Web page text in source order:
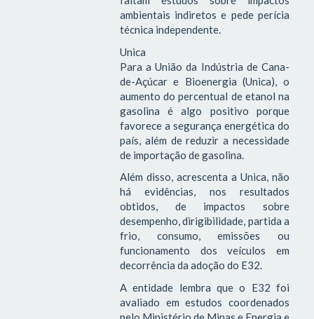
ambientais indiretos e pede perícia
técnica independente.
Unica
Para a União da Indústria de Cana-
de-Açúcar e Bioenergia (Unica), o
aumento do percentual de etanol na
gasolina é algo positivo porque
favorece a segurança energética do
país, além de reduzir a necessidade
de importação de gasolina.
Além disso, acrescenta a Unica, não
há evidências, nos resultados
obtidos, de impactos sobre
desempenho, dirigibilidade, partida a
frio, consumo, emissões ou
funcionamento dos veículos em
decorrência da adoção do E32.
A entidade lembra que o E32 foi
avaliado em estudos coordenados